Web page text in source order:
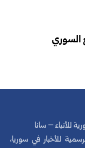
السوري
للأنباء – سانا
للأخبار في سوريا،